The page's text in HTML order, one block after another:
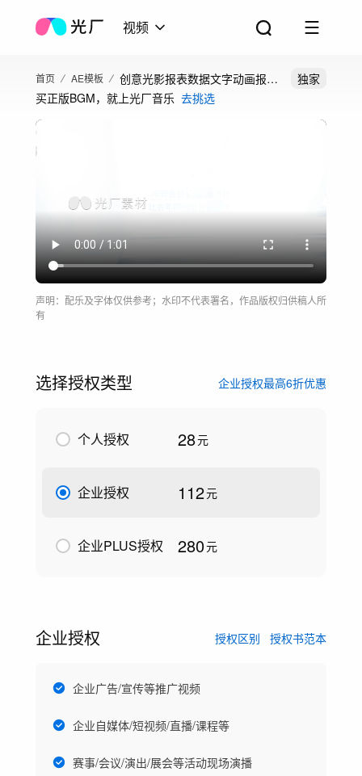
视频
首页 AE模板
创意光影报表数据文字动画报表
ae模板
独家
买正版BGM，就上光厂音乐 去挑选
声明：配乐及字体仅供参考；水印不代表署名，作品版权归供稿人所
有
选择授权类型 企业授权最高6折优惠
个人授权 28元
企业授权 112元
企业PLUS授权 280元
企业授权 授权区别 授权书范本
企业广告/宣传等推广视频
企业自媒体/短视频/直播/课程等
赛事/会议/演出/展会等活动现场演播